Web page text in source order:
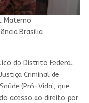
Materno
Brasília
do Distrito Federal
Criminal de
(Pró-Vida), que
acesso ao direito por